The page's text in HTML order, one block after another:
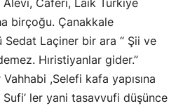
Alevi, Caferi, Laik Türkiye
birçoğu. Çanakkale
Laçiner bir ara “ Şii ve
Hıristiyanlar gider.”
,Selefi kafa yapısına
ler yani tasavvufi düşünce